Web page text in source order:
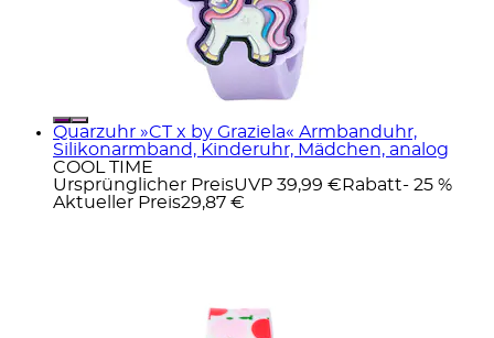
Quarzuhr »CT x by Graziela« Armbanduhr,
Silikonarmband, Kinderuhr, Mädchen, analog
COOL TIME
Ursprünglicher PreisUVP 39,99 € Rabatt- 25 %
Aktueller Preis29,87 €